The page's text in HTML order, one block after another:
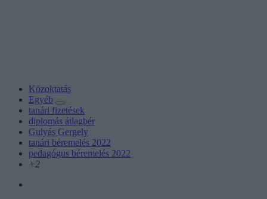
Közoktatás
Egyéb
tanári fizetések
diplomás átlagbér
Gulyás Gergely
tanári béremelés 2022
pedagógus béremelés 2022
+2